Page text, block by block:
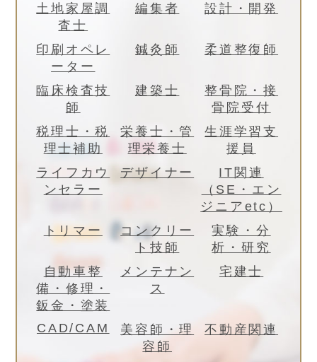
土地家屋調
査士
編集者 設計・開発
印刷オペレ
ーター
鍼灸師 柔道整復師
臨床検査技
師
建築士
整骨院・接
骨院受付
税理士・税
理士補助
栄養士・管
理栄養士
生涯学習支
援員
ライフカウ
ンセラー
デザイナー
IT関連
（SE・エン
ジニアetc）
トリマー
コンクリー
ト技師
実験・分
析・研究
自動車整
備・修理・
鈑金・塗装
メンテナン
ス
宅建士
CAD/CAM
美容師・理
容師
不動産関連